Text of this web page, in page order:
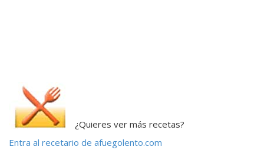
¿Quieres ver más recetas?
Entra al recetario de afuegolento.com